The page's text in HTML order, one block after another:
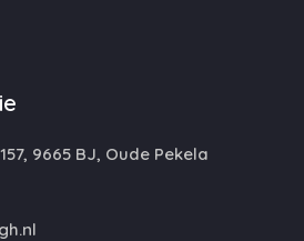
9665 BJ, Oude Pekela